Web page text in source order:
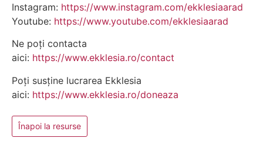
Instagram: https://www.instagram.com/ekklesiaarad
Youtube: https://www.youtube.com/ekklesiaarad
Ne poți contacta
aici: https://www.ekklesia.ro/contact
Poți susține lucrarea Ekklesia
aici: https://www.ekklesia.ro/doneaza
Înapoi la resurse